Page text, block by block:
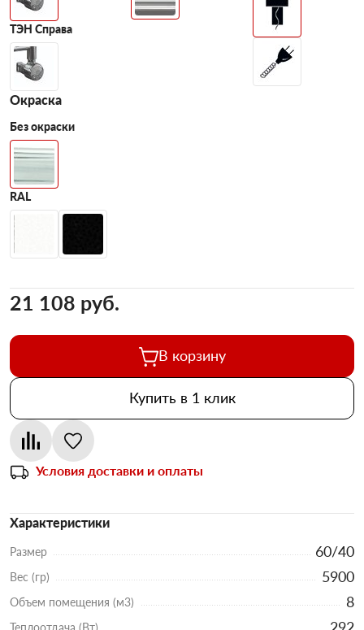
ТЭН Справа
Окраска
Без окраски
RAL
21 108 pуб.
В корзину
Купить в 1 клик
Условия доставки и оплаты
Характеристики
Размер 60/40
Вес (гр) 5900
Объем помещения (м3) 8